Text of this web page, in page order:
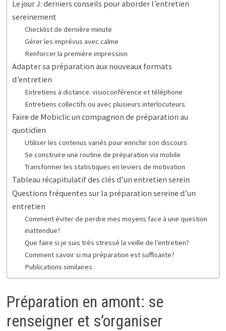
Le jour J: derniers conseils pour aborder l’entretien
sereinement
Checklist de dernière minute
Gérer les imprévus avec calme
Renforcer la première impression
Adapter sa préparation aux nouveaux formats
d’entretien
Entretiens à distance: visioconférence et téléphone
Entretiens collectifs ou avec plusieurs interlocuteurs
Faire de Mobiclic un compagnon de préparation au
quotidien
Utiliser les contenus variés pour enrichir son discours
Se construire une routine de préparation via mobile
Transformer les statistiques en leviers de motivation
Tableau récapitulatif des clés d’un entretien serein
Questions fréquentes sur la préparation sereine d’un
entretien
Comment éviter de perdre mes moyens face à une question
inattendue?
Que faire si je suis très stressé la veille de l’entretien?
Comment savoir si ma préparation est suffisante?
Publications similaires :
Préparation en amont: se
renseigner et s’organiser